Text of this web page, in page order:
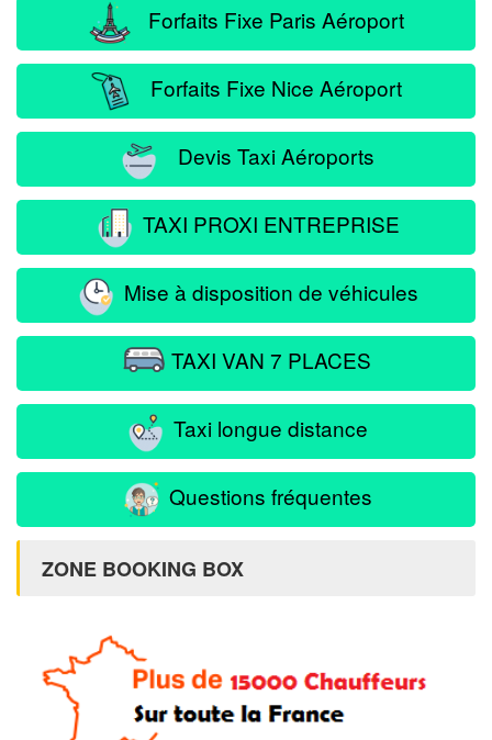
Forfaits Fixe Paris Aéroport
Forfaits Fixe Nice Aéroport
Devis Taxi Aéroports
TAXI PROXI ENTREPRISE
Mise à disposition de véhicules
TAXI VAN 7 PLACES
Taxi longue distance
Questions fréquentes
ZONE BOOKING BOX